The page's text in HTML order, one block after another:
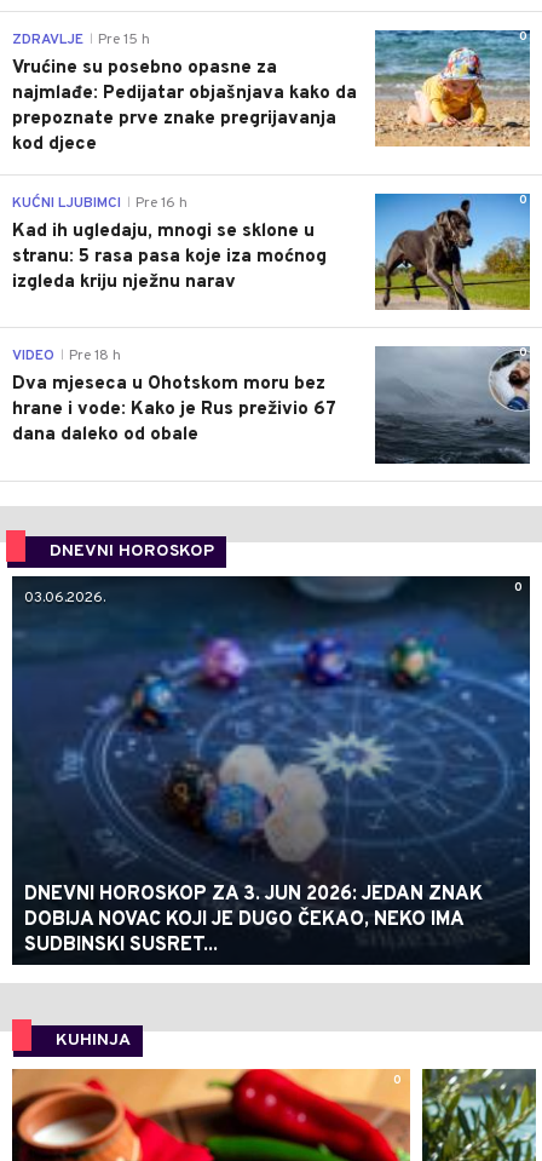
0
ZDRAVLJE Pre 15 h
Vrućine su posebno opasne za
najmlađe: Pedijatar objašnjava kako da
prepoznate prve znake pregrijavanja
kod djece
0
KUĆNI LJUBIMCI Pre 16 h
Kad ih ugledaju, mnogi se sklone u
stranu: 5 rasa pasa koje iza moćnog
izgleda kriju nježnu narav
0
VIDEO Pre 18 h
Dva mjeseca u Ohotskom moru bez
hrane i vode: Kako je Rus preživio 67
dana daleko od obale
DNEVNI HOROSKOP
0
03.06.2026.
DNEVNI HOROSKOP ZA 3. JUN 2026: JEDAN ZNAK
DOBIJA NOVAC KOJI JE DUGO ČEKAO, NEKO IMA
SUDBINSKI SUSRET...
KUHINJA
0